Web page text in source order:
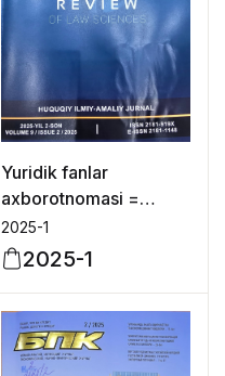
Yuridik fanlar
axborotnomasi =
Вестник
юридических наук =
Review of law
2025-1
2025-1